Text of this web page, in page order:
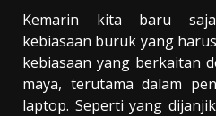
Kemarin kita baru
kebiasaan buruk yang
kebiasaan yang berkaitan
maya, terutama dalam
laptop. Seperti yang